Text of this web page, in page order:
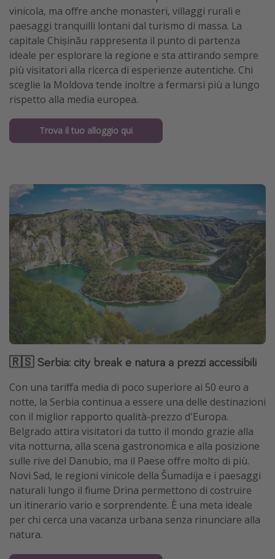
vinicola, ma offre anche monasteri, villaggi rurali e
paesaggi tranquilli lontani dal turismo di massa. La
capitale Chișinău rappresenta il punto di partenza
ideale per esplorare la regione e sta attirando sempre
più visitatori alla ricerca di esperienze autentiche. Chi
sceglie la Moldova tende inoltre a fermarsi più a lungo
rispetto alla media europea.
Trova il tuo alloggio qui
🇷🇸 Serbia: city break e natura a prezzi accessibili
Con una tariffa media di poco superiore ai 50 euro a
notte, la Serbia continua a essere una delle destinazioni
con il miglior rapporto qualità-prezzo d'Europa.
Belgrado attira visitatori da tutto il mondo grazie alla
vita notturna, alla scena gastronomica e alla posizione
sulle rive del Danubio, ma il Paese offre molto di più.
Novi Sad, le regioni vinicole della Šumadija e i paesaggi
naturali lungo il fiume Drina permettono di costruire
un itinerario vario e sorprendente. È una meta ideale
per chi cerca una vacanza urbana senza rinunciare alla
natura.